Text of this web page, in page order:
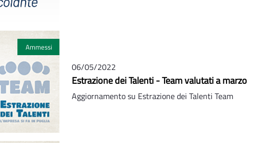
Ammessi
06/05/2022
Estrazione dei Talenti - Team valutati a marzo
Aggiornamento su Estrazione dei Talenti Team